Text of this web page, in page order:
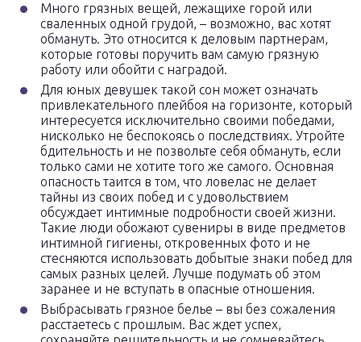
Много грязных вещей, лежащихе горой или
сваленных одной грудой, – возможно, вас хотят
обмануть. Это относится к деловым партнерам,
которые готовы поручить вам самую грязную
работу или обойти с наградой.
Для юных девушек такой сон может означать
привлекательного плейбоя на горизонте, который
интересуется исключительно своими победами,
нисколько не беспокоясь о последствиях. Утройте
бдительность и не позвольте себя обмануть, если
только сами не хотите того же самого. Основная
опасность таится в том, что ловелас не делает
тайны из своих побед и с удовольствием
обсуждает интимные подробности своей жизни.
Такие люди обожают сувениры в виде предметов
интимной гигиены, откровенных фото и не
стесняются использовать добытые знаки побед для
самых разных целей. Лучше подумать об этом
заранее и не вступать в опасные отношения.
Выбрасывать грязное белье – вы без сожаления
расстаетесь с прошлым. Вас ждет успех,